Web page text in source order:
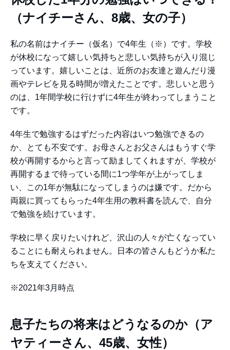
（ナイチーさん、8歳、女の子）
私の名前はナイチー（仮名）で4年生（※）です。学校
が休校になって嬉しい気持ちと悲しい気持ちが入り混じ
っています。嬉しいことは、近所のお友達と遊んだり漫
画やテレビを見る時間が増えたことです。悲しいと思う
のは、1年間学校に行けずに4年生が終わってしまうこと
です。
4年生で勉強するはずだった内容はいつ勉強できるの
か、とても不安です。お母さんとお父さんはもうすぐ学
校が再開するからと言って励ましてくれますが、学校が
再開するまで待っている間に1つ学年が上がってしま
い、この1年が無駄になってしまうのは嫌です。だから
両親に買ってもらった4年生用の教科書を読んで、自分
で勉強を続けています。
学校に早く戻りたいけれど、沢山の人々が亡くなってい
ることにも耐えられません。日本の皆さんもどうか私た
ちを支えてください。
※2021年3月時点
息子たちの将来はどうなるのか（ア
ヤティーさん、45歳、女性）